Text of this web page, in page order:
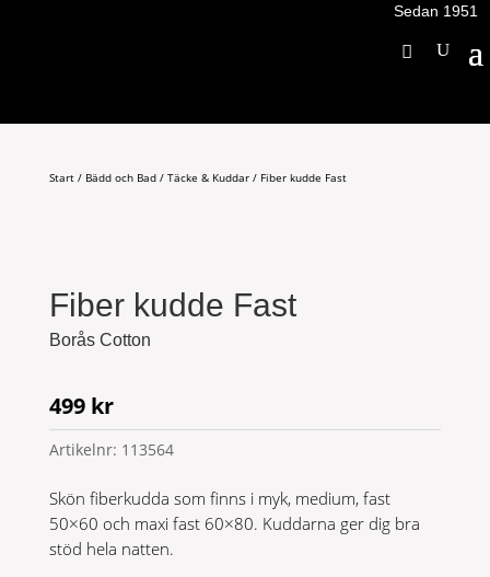
Sedan 1951
Start/ Bädd och Bad/ Täcke & Kuddar/ Fiber kudde Fast
Fiber kudde Fast
Borås Cotton
499 kr
Artikelnr: 113564
Skön fiberkudda som finns i myk, medium, fast
50×60 och maxi fast 60×80. Kuddarna ger dig bra
stöd hela natten.